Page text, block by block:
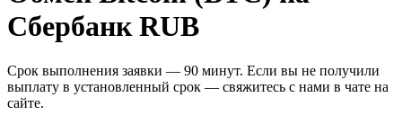
Сбербанк RUB
Срок выполнения заявки — 90 минут. Если вы не получили
выплату в установленный срок — свяжитесь с нами в чате на
сайте.